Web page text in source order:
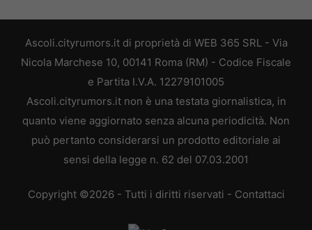
Ascoli.cityrumors.it di proprietà di WEB 365 SRL - Via
Nicola Marchese 10, 00141 Roma (RM) - Codice Fiscale
e Partita I.V.A. 12279101005
Ascoli.cityrumors.it non è una testata giornalistica, in
quanto viene aggiornato senza alcuna periodicità. Non
può pertanto considerarsi un prodotto editoriale ai
sensi della legge n. 62 del 07.03.2001
Copyright ©2026 - Tutti i diritti riservati - Contattaci